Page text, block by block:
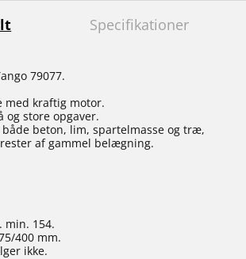
Specifikationer
79077.
med kraftig motor.
og store opgaver.
beton, lim, spartelmasse og træ,
af gammel belægning.
min. 154.
400 mm.
ikke.